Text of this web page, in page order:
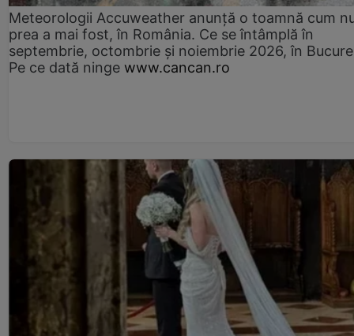
Meteorologii Accuweather anunță o toamnă cum
prea a mai fost, în România. Ce se întâmplă în
septembrie, octombrie și noiembrie 2026, în
Pe ce dată ninge www.cancan.ro